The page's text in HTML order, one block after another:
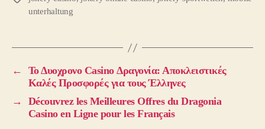
unterhaltung
←
Το Δυοχρονο Casino Δραγονία: Αποκλειστικές
Καλές Προσφορές για τους Έλληνες
→
Découvrez les Meilleures Offres du Dragonia
Casino en Ligne pour les Français